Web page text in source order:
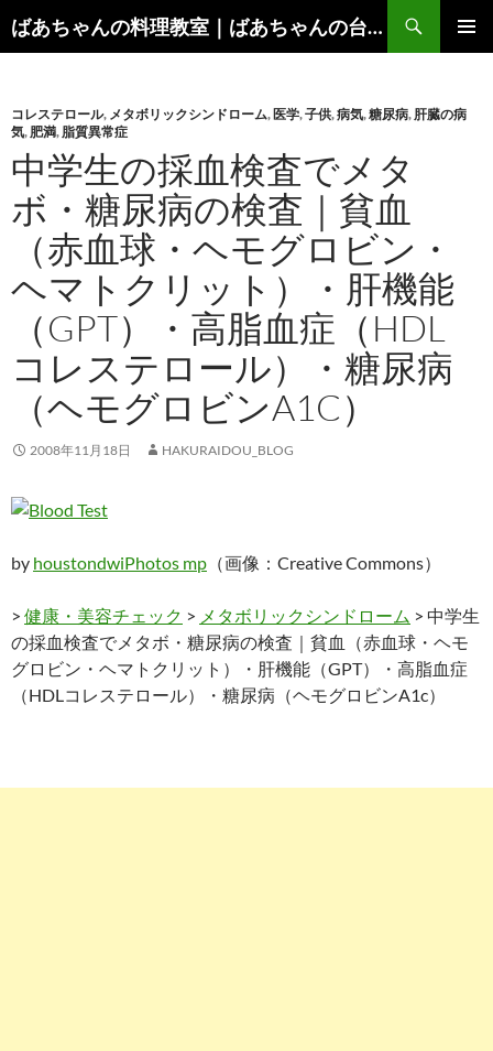
ン
ツ
へ
ス
ッ
ばあちゃんの料理教室｜ばあちゃんの台所から学ぶ、食と健康の知恵
索
コレステロール, メタボリックシンドローム, 医学,子供,病気,糖尿病, 肝臓の病
気, 肥満, 脂質異常症
中学生の採血検査でメタ
ボ・糖尿病の検査｜貧血
（赤血球・ヘモグロビン・
ヘマトクリット）・肝機能
（GPT）・高脂血症（HDL
コレステロール）・糖尿病
（ヘモグロビンA1C）
2008年11月18日 HAKURAIDOU_BLOG
by houstondwiPhotos mp （画像：Creative Commons）
> 健康・美容チェック > メタボリックシンドローム > 中学生
の採血検査でメタボ・糖尿病の検査｜貧血（赤血球・ヘモ
グロビン・ヘマトクリット）・肝機能（GPT）・高脂血症
（HDLコレステロール）・糖尿病（ヘモグロビンA1c）